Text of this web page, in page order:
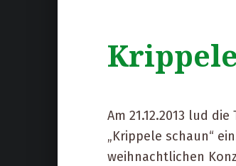
Am 21.12.2013 lud
„Krippele schaun“
weihnachtlichen